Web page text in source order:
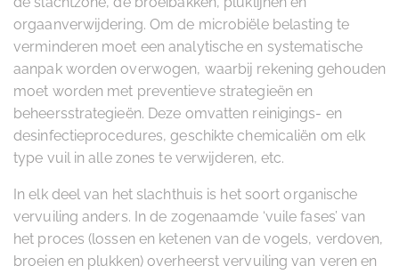
orgaanverwijdering. Om de microbiële belasting te
verminderen moet een analytische en systematische
aanpak worden overwogen, waarbij rekening gehouden
moet worden met preventieve strategieën en
beheersstrategieën. Deze omvatten reinigings- en
desinfectieprocedures, geschikte chemicaliën om elk
type vuil in alle zones te verwijderen, etc.
In elk deel van het slachthuis is het soort organische
vervuiling anders. In de zogenaamde ‘vuile fases’ van
het proces (lossen en ketenen van de vogels, verdoven,
broeien en plukken) overheerst vervuiling van veren en